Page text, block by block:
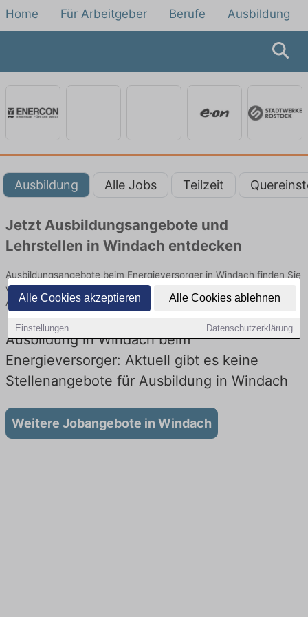
Alle Cookies akzeptieren Alle Cookies ablehnen
Einstellungen Datenschutzerklärung
Home Für Arbeitgeber Berufe Ausbildung
Ausbildung Alle Jobs Teilzeit
Jetzt Ausbildungsangebote und
Lehrstellen in Windach entdecken
Ausbildungsangebote beim Energieversorger in Windach finden Sie
von namhaften Firmen. Entdecken Sie freie Optionen von Top-
Arbeitgebern und bewerben Sie sich noch heute.
Ausbildung in Windach beim
Energieversorger: Aktuell gibt es keine
Stellenangebote für Ausbildung in Windach
Weitere Jobangebote in Windach